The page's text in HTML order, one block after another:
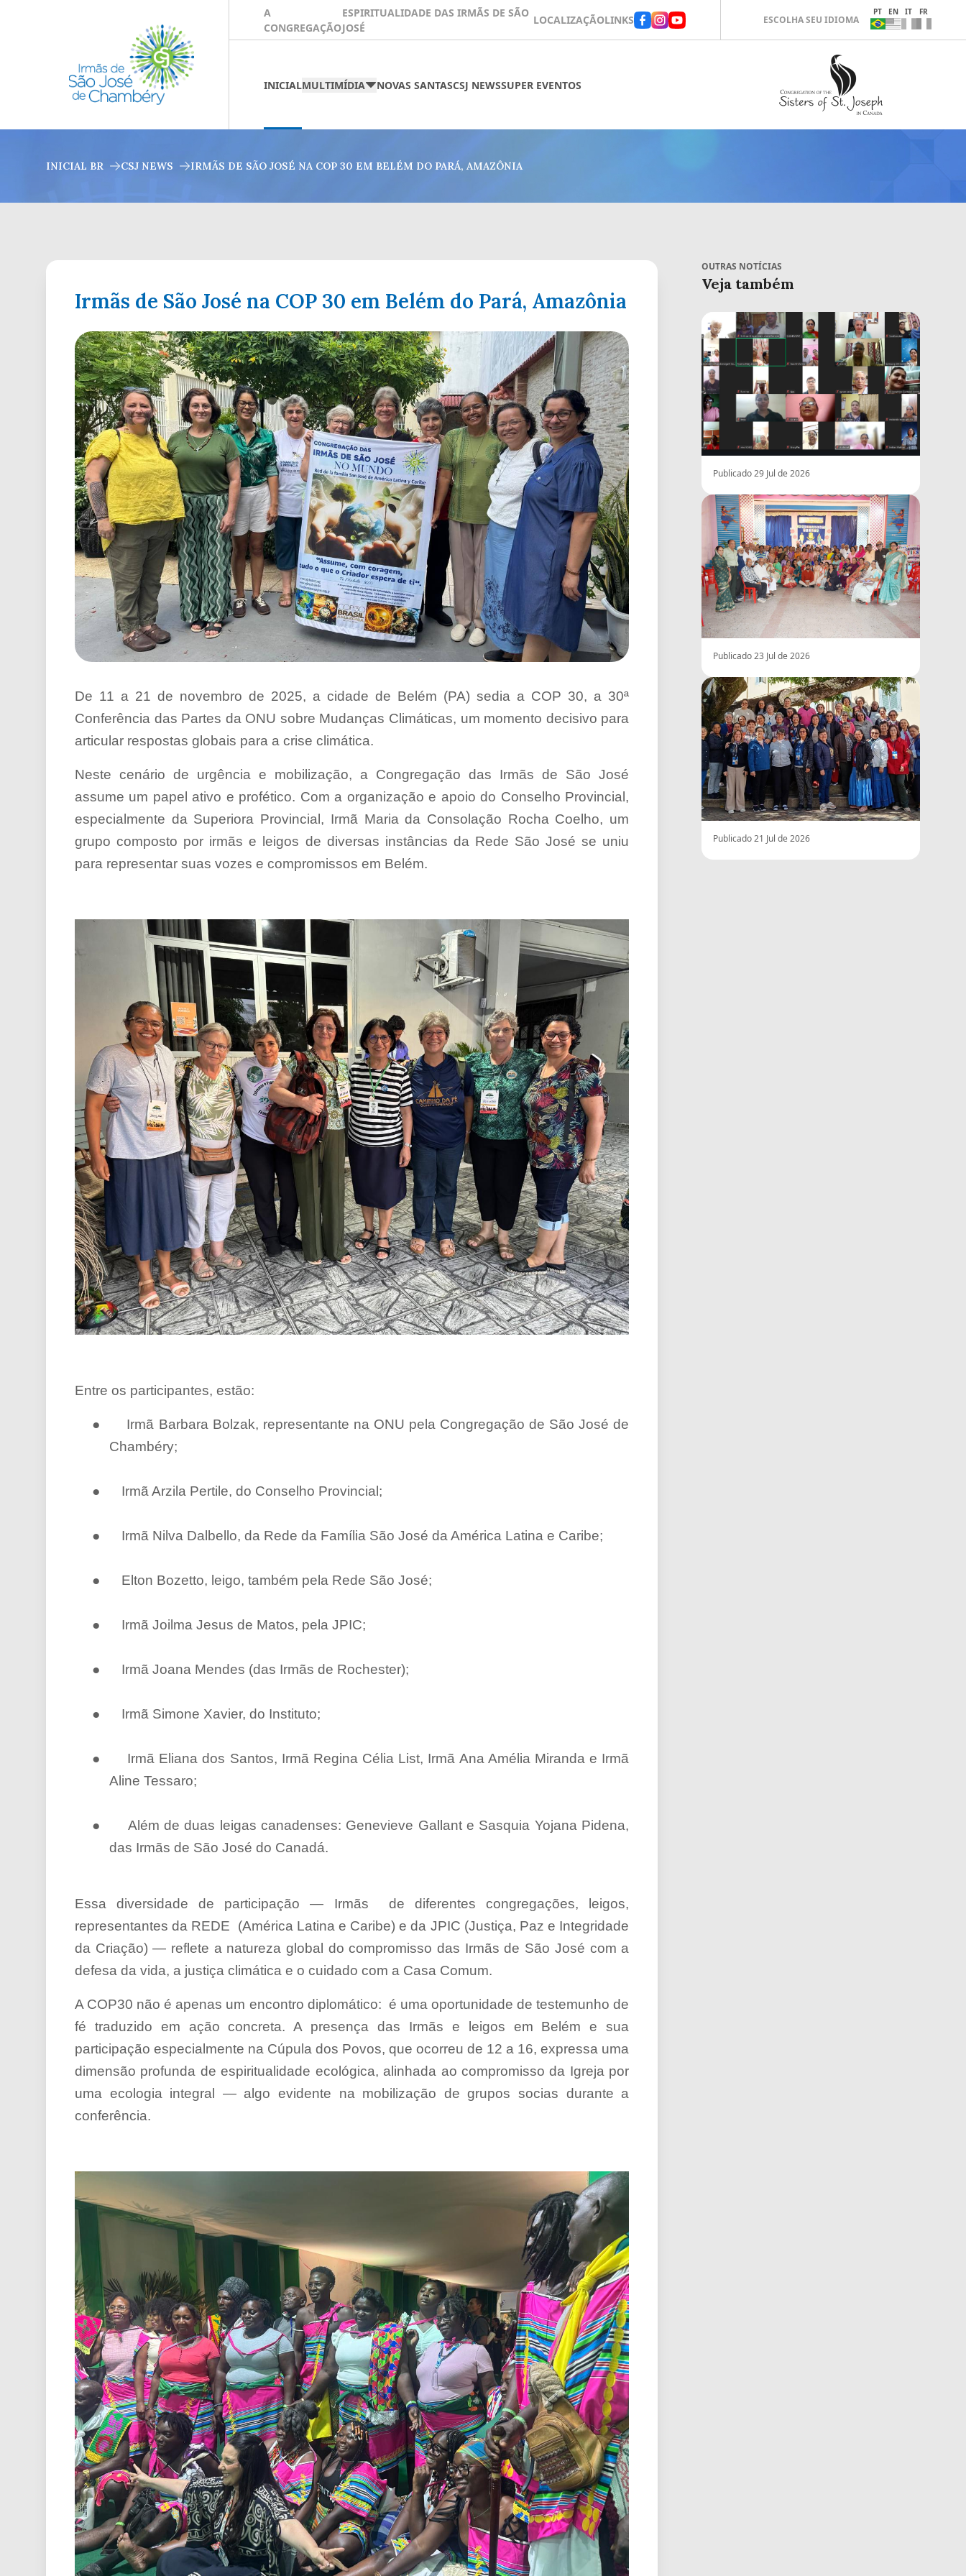
A
CONGREGAÇÃO
ESPIRITUALIDADE DAS IRMÃS DE SÃO
JOSÉ
LOCALIZAÇÃOLINKS ESCOLHA SEU IDIOMA
PT EN IT FR
INICIALMULTIMÍDIA NOVAS SANTASCSJ NEWSSUPER EVENTOS
INICIAL BR CSJ NEWS IRMÃS DE SÃO JOSÉ NA COP 30 EM BELÉM DO PARÁ, AMAZÔNIA
Irmãs de São José na COP 30 em Belém do Pará, Amazônia
De 11 a 21 de novembro de 2025, a cidade de Belém (PA) sedia a COP 30, a 30ª
Conferência das Partes da ONU sobre Mudanças Climáticas, um momento decisivo para
articular respostas globais para a crise climática.
Neste cenário de urgência e mobilização, a Congregação das Irmãs de São José
assume um papel ativo e profético. Com a organização e apoio do Conselho Provincial,
especialmente da Superiora Provincial, Irmã Maria da Consolação Rocha Coelho, um
grupo composto por irmãs e leigos de diversas instâncias da Rede São José se uniu
para representar suas vozes e compromissos em Belém.
Entre os participantes, estão:
●
Irmã Barbara Bolzak, representante na ONU pela Congregação de São José de
Chambéry;
● Irmã Arzila Pertile, do Conselho Provincial;
● Irmã Nilva Dalbello, da Rede da Família São José da América Latina e Caribe;
● Elton Bozetto, leigo, também pela Rede São José;
● Irmã Joilma Jesus de Matos, pela JPIC;
● Irmã Joana Mendes (das Irmãs de Rochester);
● Irmã Simone Xavier, do Instituto;
●
Irmã Eliana dos Santos, Irmã Regina Célia List, Irmã Ana Amélia Miranda e Irmã
Aline Tessaro;
●
Além de duas leigas canadenses: Genevieve Gallant e Sasquia Yojana Pidena,
das Irmãs de São José do Canadá.
Essa diversidade de participação — Irmãs
de diferentes congregações, leigos,
representantes da REDE
(América Latina e Caribe) e da JPIC (Justiça, Paz e Integridade
da Criação) — reflete a natureza global do compromisso das Irmãs de São José com a
defesa da vida, a justiça climática e o cuidado com a Casa Comum.
A COP30 não é apenas um encontro diplomático: é uma oportunidade de testemunho de
fé traduzido em ação concreta. A presença das Irmãs e leigos em Belém e sua
participação especialmente na Cúpula dos Povos, que ocorreu de 12 a 16, expressa uma
dimensão profunda de espiritualidade ecológica, alinhada ao compromisso da Igreja por
uma ecologia integral — algo evidente na mobilização de grupos socias durante a
conferência.
OUTRAS NOTÍCIAS
Veja também
Publicado 29 Jul de 2026
Publicado 23 Jul de 2026
Publicado 21 Jul de 2026